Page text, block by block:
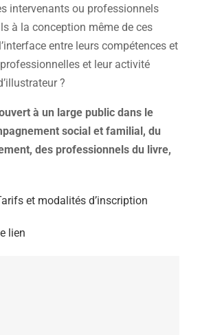
intervenants ou professionnels
à la conception même de ces
entre leurs compétences et
et leur activité
?
à un large public dans le
social et familial, du
des professionnels du livre,
et modalités d’inscription
lien